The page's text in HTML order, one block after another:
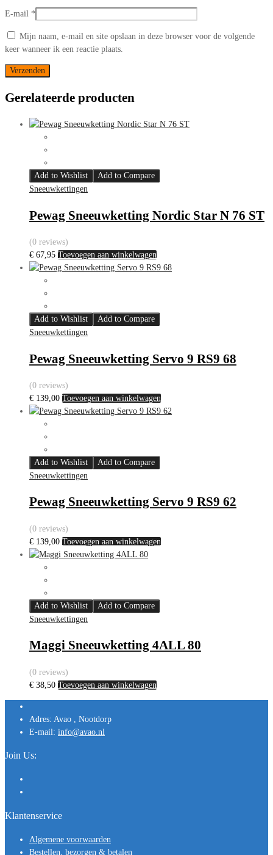
E-mail *
Mijn naam, e-mail en site opslaan in deze browser voor de volgende
keer wanneer ik een reactie plaats.
Gerelateerde producten
Add to Wishlist
Add to Compare
Sneeuwkettingen
Pewag Sneeuwketting Nordic Star N 76 ST
(0 reviews)
€ 67,95 Toevoegen aan winkelwagen
Add to Wishlist
Add to Compare
Sneeuwkettingen
Pewag Sneeuwketting Servo 9 RS9 68
(0 reviews)
€ 139,00 Toevoegen aan winkelwagen
Add to Wishlist
Add to Compare
Sneeuwkettingen
Pewag Sneeuwketting Servo 9 RS9 62
(0 reviews)
€ 139,00 Toevoegen aan winkelwagen
Add to Wishlist
Add to Compare
Sneeuwkettingen
Maggi Sneeuwketting 4ALL 80
(0 reviews)
€ 38,50 Toevoegen aan winkelwagen
Adres: Avao , Nootdorp
E-mail: info@avao.nl
Join Us:
Klantenservice
Algemene voorwaarden
Bestellen, bezorgen & betalen